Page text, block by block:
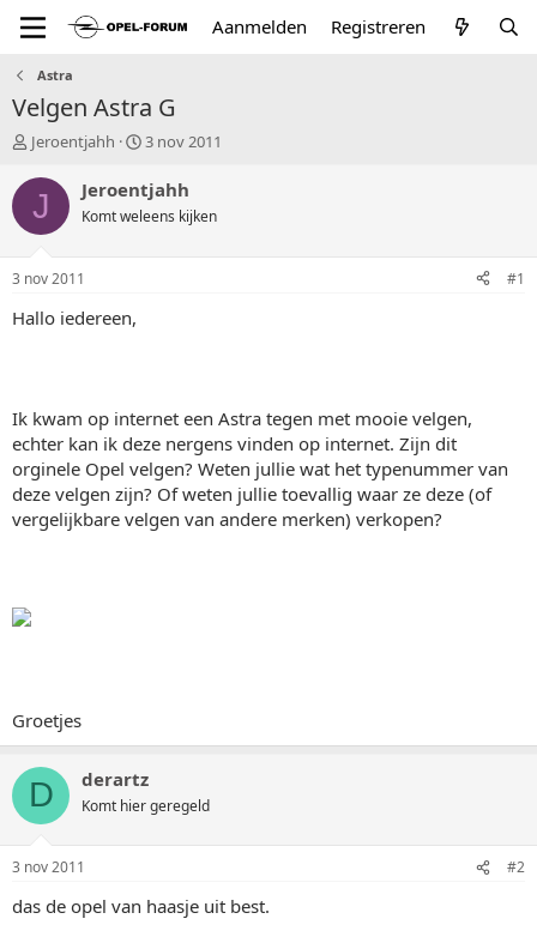
Aanmelden Registreren
Astra
Velgen Astra G
T
p
a
r
Jeroentjahh
S
a
r
t
3 nov 2011
J Jeroentjahh
Komt weleens kijken
3 nov 2011 #1
Hallo iedereen,
Ik kwam op internet een Astra tegen met mooie velgen,
echter kan ik deze nergens vinden op internet. Zijn dit
orginele Opel velgen? Weten jullie wat het typenummer van
deze velgen zijn? Of weten jullie toevallig waar ze deze (of
vergelijkbare velgen van andere merken) verkopen?
Groetjes
D derartz
Komt hier geregeld
3 nov 2011 #2
das de opel van haasje uit best.